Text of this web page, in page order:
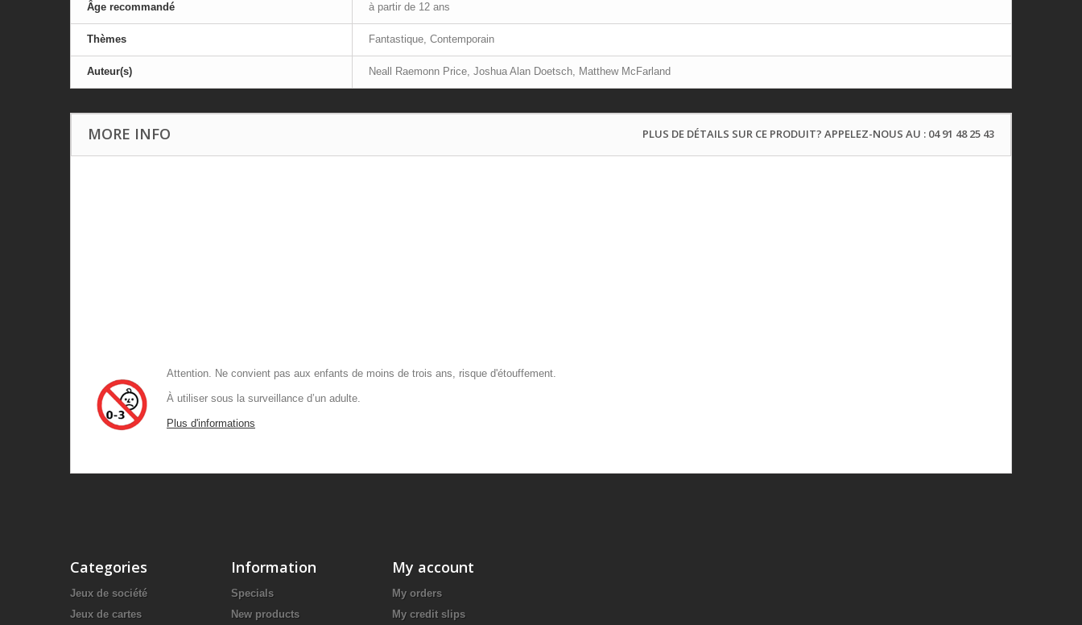
Âge recommandé à partir de 12 ans
Thèmes Fantastique, Contemporain
Auteur(s) Neall Raemonn Price, Joshua Alan Doetsch, Matthew McFarland
MORE INFO PLUS DE DÉTAILS SUR CE PRODUIT? APPELEZ-NOUS AU : 04 91 48 25 43
Attention. Ne convient pas aux enfants de moins de trois ans, risque d'étouffement.
À utiliser sous la surveillance d’un adulte.
Plus d'informations
Categories
Jeux de société
Jeux de cartes
Information
Specials
New products
My account
My orders
My credit slips